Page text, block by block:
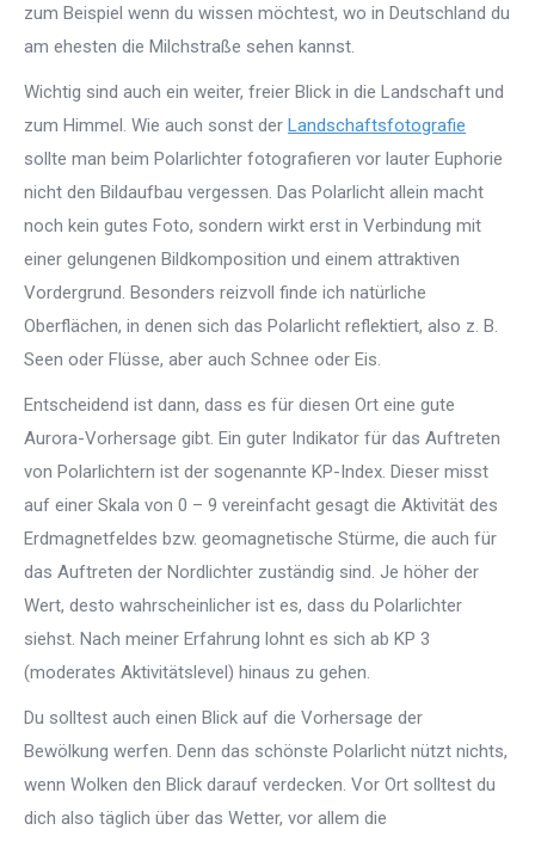
zum Beispiel wenn du wissen möchtest, wo in Deutschland du
am ehesten die Milchstraße sehen kannst.
Wichtig sind auch ein weiter, freier Blick in die Landschaft und
zum Himmel. Wie auch sonst der Landschaftsfotografie
sollte man beim Polarlichter fotografieren vor lauter Euphorie
nicht den Bildaufbau vergessen. Das Polarlicht allein macht
noch kein gutes Foto, sondern wirkt erst in Verbindung mit
einer gelungenen Bildkomposition und einem attraktiven
Vordergrund. Besonders reizvoll finde ich natürliche
Oberflächen, in denen sich das Polarlicht reflektiert, also z. B.
Seen oder Flüsse, aber auch Schnee oder Eis.
Entscheidend ist dann, dass es für diesen Ort eine gute
Aurora-Vorhersage gibt. Ein guter Indikator für das Auftreten
von Polarlichtern ist der sogenannte KP-Index. Dieser misst
auf einer Skala von 0 – 9 vereinfacht gesagt die Aktivität des
Erdmagnetfeldes bzw. geomagnetische Stürme, die auch für
das Auftreten der Nordlichter zuständig sind. Je höher der
Wert, desto wahrscheinlicher ist es, dass du Polarlichter
siehst. Nach meiner Erfahrung lohnt es sich ab KP 3
(moderates Aktivitätslevel) hinaus zu gehen.
Du solltest auch einen Blick auf die Vorhersage der
Bewölkung werfen. Denn das schönste Polarlicht nützt nichts,
wenn Wolken den Blick darauf verdecken. Vor Ort solltest du
dich also täglich über das Wetter, vor allem die